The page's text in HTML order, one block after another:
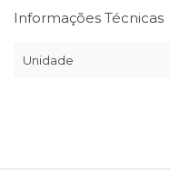
Informações Técnicas
Unidade